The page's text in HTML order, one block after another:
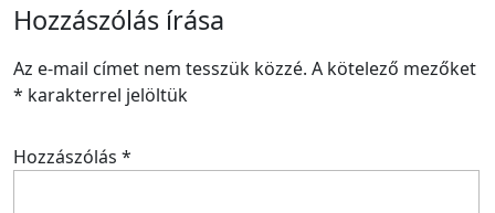
Hozzászólás írása
Az e-mail címet nem tesszük közzé. A kötelező mezőket
* karakterrel jelöltük
Hozzászólás *